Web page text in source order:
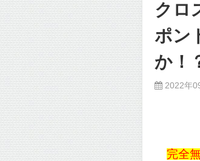
クロ
ポン
か！
2022年
完全